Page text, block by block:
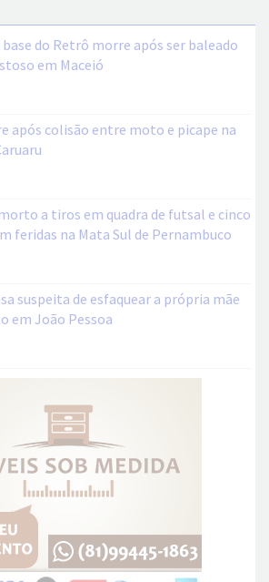
do Retrô morre após ser baleado
em Maceió
após colisão entre moto e picape na
a tiros em quadra de futsal e cinco
feridas na Mata Sul de Pernambuco
suspeita de esfaquear a própria mãe
em João Pessoa